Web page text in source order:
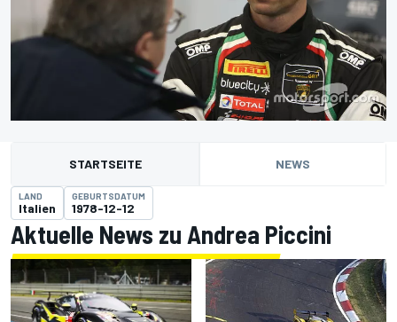
STARTSEITE NEWS
LAND
Italien
GEBURTSDATUM
1978-12-12
Aktuelle News zu Andrea Piccini